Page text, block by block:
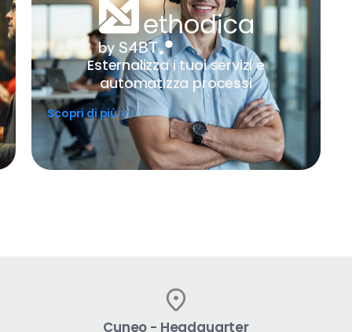
Esternalizza i tuoi servizi e
automatizza processi
Scopri di più >
Cuneo - Headquarter